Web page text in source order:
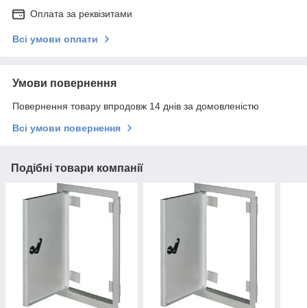
Оплата за реквізитами
Всі умови оплати
Умови повернення
Повернення товару впродовж 14 днів за домовленістю
Всі умови повернення
Подібні товари компанії